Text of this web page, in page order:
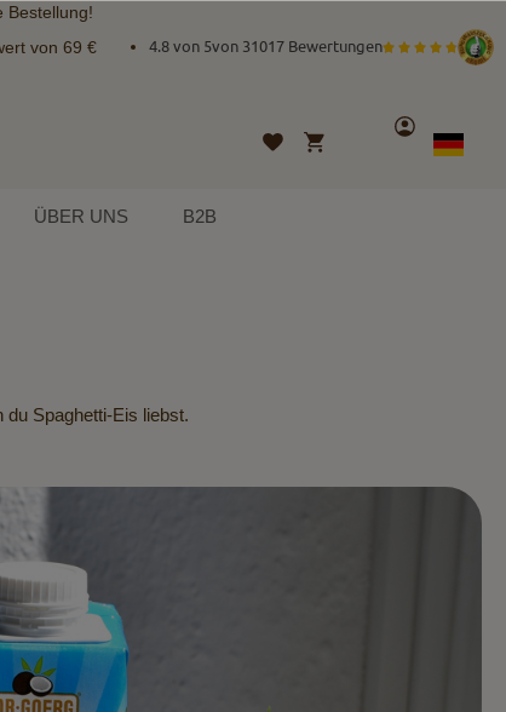
Bestellung!
von 69 € 4.8 von 5von 31017 Bewertungen
Wunschliste
Mein Warenkorb
Konto
Sprache
German
ÜBER UNS B2B
Spaghetti-Eis liebst.